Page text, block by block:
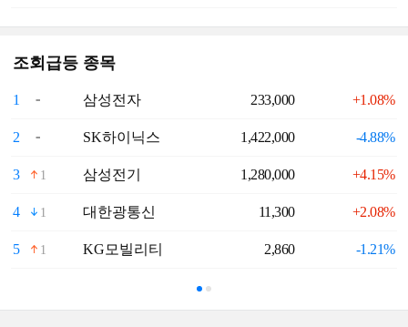
조회급등 종목
1 삼성전자 233,000 +1.08%
2 SK하이닉스 1,422,000 -4.88%
3 1 삼성전기 1,280,000 +4.15%
4 1 대한광통신 11,300 +2.08%
5 1 KG모빌리티 2,860 -1.21%